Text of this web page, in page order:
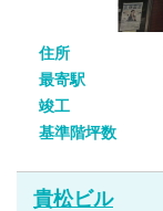
住所
最寄駅
竣工
基準階坪数
貴松ビル